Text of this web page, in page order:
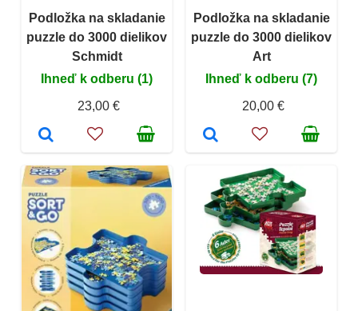
Podložka na skladanie
puzzle do 3000 dielikov
Schmidt
Ihneď k odberu (1)
23,00 €
Podložka na skladanie
puzzle do 3000 dielikov
Art
Ihneď k odberu (7)
20,00 €